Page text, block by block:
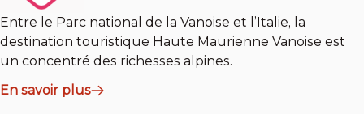
Entre le Parc national de la Vanoise et l’Italie, la
destination touristique Haute Maurienne Vanoise est
un concentré des richesses alpines.
En savoir plus